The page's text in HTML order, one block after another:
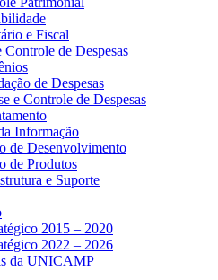
e Fiscal
Controle de Despesas
de Despesas
e Controle de Despesas
Informação
de Desenvolvimento
de Produtos
e Suporte
2015 – 2020
2022 – 2026
da UNICAMP